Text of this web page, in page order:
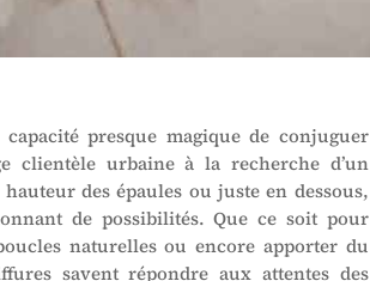
presque magique de conjuguer
clientèle urbaine à la recherche d’un
des épaules ou juste en dessous,
de possibilités. Que ce soit pour
naturelles ou encore apporter du
savent répondre aux attentes des